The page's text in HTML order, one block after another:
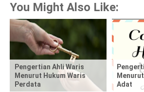
r
h
You Might Also Like:
Pengertian Ahli Waris
Menurut Hukum Waris
Perdata
Adat